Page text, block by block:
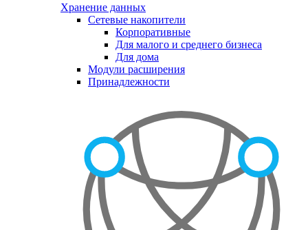
Хранение данных
Сетевые накопители
Корпоративные
Для малого и среднего бизнеса
Для дома
Модули расширения
Принадлежности